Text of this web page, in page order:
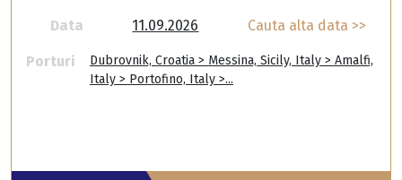
Data 11.09.2026 Cauta alta data >>
Porturi
Dubrovnik, Croatia > Messina, Sicily, Italy > Amalfi,
Italy > Portofino, Italy >...